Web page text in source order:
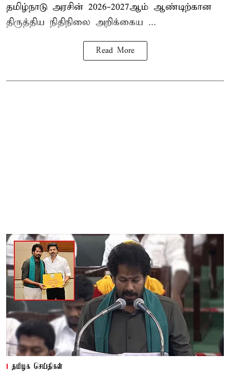
தமிழ்நாடு அரசின் 2026-2027ஆம் ஆண்டிற்கான
திருத்திய நிதிநிலை அறிக்கைய ...
Read More
தமிழக செய்திகள்